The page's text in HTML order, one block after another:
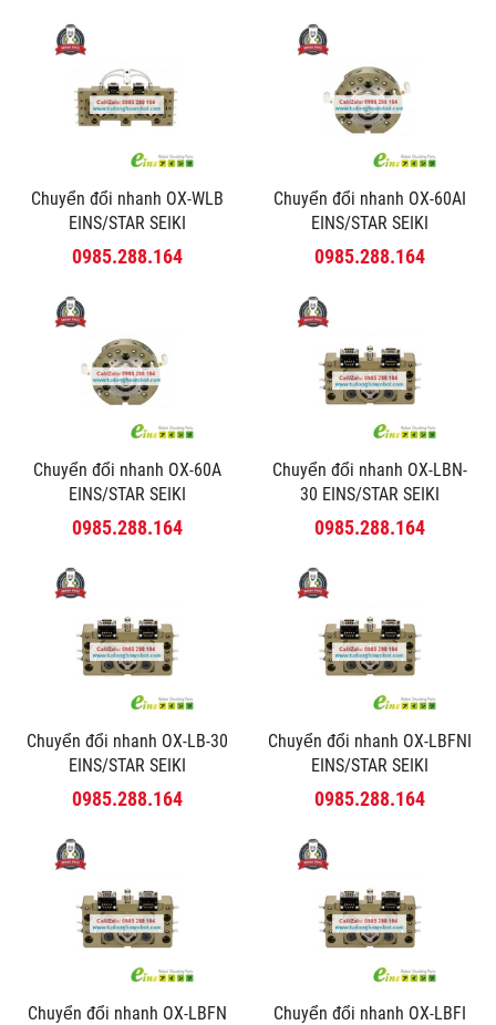
Chuyển đổi nhanh OX-WLB
EINS/STAR SEIKI
0985.288.164
Chuyển đổi nhanh OX-60AI
EINS/STAR SEIKI
0985.288.164
Chuyển đổi nhanh OX-60A
EINS/STAR SEIKI
0985.288.164
Chuyển đổi nhanh OX-LBN-
30 EINS/STAR SEIKI
0985.288.164
Chuyển đổi nhanh OX-LB-30
EINS/STAR SEIKI
0985.288.164
Chuyển đổi nhanh OX-LBFNI
EINS/STAR SEIKI
0985.288.164
Chuyển đổi nhanh OX-LBFN
Chuyển đổi nhanh OX-LBFI